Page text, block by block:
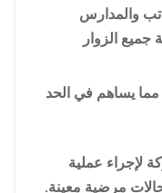
والمدارس
جميع الزوار
يساهم في الحد
لإجراء عملية
مرضية معينة.